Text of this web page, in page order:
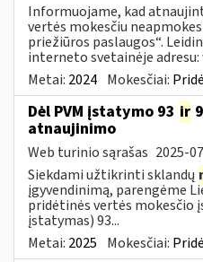
Informuojame, kad
vertės mokesčiu
priežiūros paslaugos“.
interneto svetainėje adresu:
Metai: 2024 Mokesčiai:
Dėl PVM įstatymo 93 ir
atnaujinimo
Web turinio sąrašas 2025-
Siekdami užtikrinti sklandų
įgyvendinimą, parengėme
pridėtinės vertės mokesčio
įstatymas) 93...
Metai: 2025 Mokesčiai: